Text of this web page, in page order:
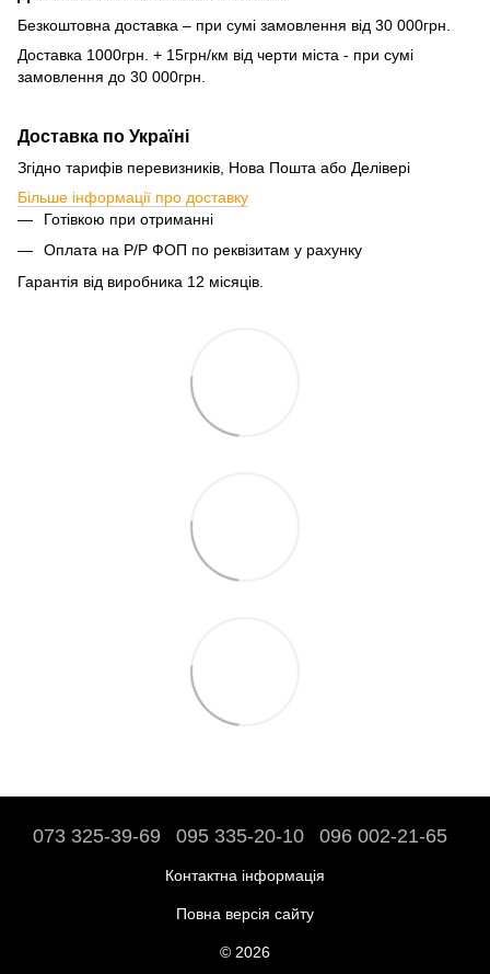
Безкоштовна доставка – при сумі замовлення від 30 000грн.
Доставка 1000грн. + 15грн/км від черти міста - при сумі
замовлення до 30 000грн.
Доставка по Україні
Згідно тарифів перевизників, Нова Пошта або Делівері
Більше інформації про доставку
Готівкою при отриманні
Оплата на Р/Р ФОП по реквізитам у рахунку
Гарантія від виробника 12 місяців.
073 325-39-69 095 335-20-10 096 002-21-65
Контактна інформація
Повна версія сайту
© 2026